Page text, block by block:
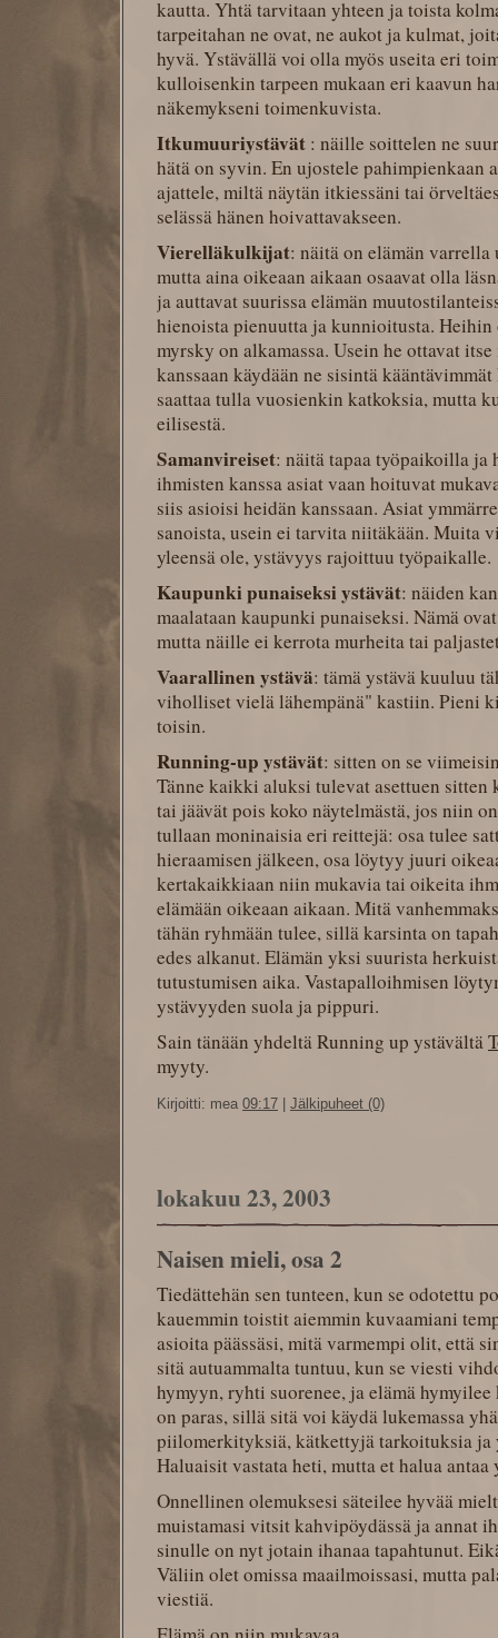
kautta. Yhtä tarvitaan yhteen ja toista
tarpeitahan ne ovat, ne aukot ja kulmat,
hyvä. Ystävällä voi olla myös useita eri
kulloisenkin tarpeen mukaan eri kaavun
näkemykseni toimenkuvista.
Itkumuuriystävät : näille soittelen ne
hätä on syvin. En ujostele pahimpienkaan
ajattele, miltä näytän itkiessäni tai
selässä hänen hoivattavakseen.
Vierelläkulkijat: näitä on elämän
mutta aina oikeaan aikaan osaavat olla
ja auttavat suurissa elämän
hienoista pienuutta ja kunnioitusta.
myrsky on alkamassa. Usein he ottavat
kanssaan käydään ne sisintä
saattaa tulla vuosienkin katkoksia, mutta
eilisestä.
Samanvireiset: näitä tapaa työpaikoilla ja
ihmisten kanssa asiat vaan hoituvat
siis asioisi heidän kanssaan. Asiat
sanoista, usein ei tarvita niitäkään. Muita
yleensä ole, ystävyys rajoittuu työpaikalle.
Kaupunki punaiseksi ystävät: näiden
maalataan kaupunki punaiseksi. Nämä
mutta näille ei kerrota murheita tai
Vaarallinen ystävä: tämä ystävä kuuluu
viholliset vielä lähempänä" kastiin. Pieni
toisin.
Running-up ystävät: sitten on se
Tänne kaikki aluksi tulevat asettuen
tai jäävät pois koko näytelmästä, jos niin
tullaan moninaisia eri reittejä: osa tulee
hieraamisen jälkeen, osa löytyy juuri
kertakaikkiaan niin mukavia tai oikeita
elämään oikeaan aikaan. Mitä
tähän ryhmään tulee, sillä karsinta on
edes alkanut. Elämän yksi suurista
tutustumisen aika. Vastapalloihmisen
ystävyyden suola ja pippuri.
Sain tänään yhdeltä Running up ystävältä
myyty.
Kirjoitti: mea 09:17 Jälkipuheet (0)
lokakuu 23, 2003
Naisen mieli, osa 2
Tiedättehän sen tunteen, kun se odotettu
kauemmin toistit aiemmin kuvaamiani
asioita päässäsi, mitä varmempi olit, että
sitä autuammalta tuntuu, kun se viesti
hymyyn, ryhti suorenee, ja elämä
on paras, sillä sitä voi käydä lukemassa
piilomerkityksiä, kätkettyjä tarkoituksia
Haluaisit vastata heti, mutta et halua
Onnellinen olemuksesi säteilee hyvää
muistamasi vitsit kahvipöydässä ja annat
sinulle on nyt jotain ihanaa tapahtunut.
Väliin olet omissa maailmoissasi, mutta
viestiä.